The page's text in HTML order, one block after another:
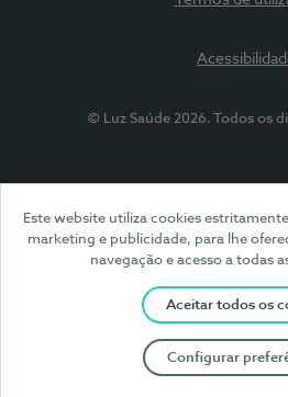
Este website utiliza cookies
marketing e publicidade, para lhe
navegação e acesso a todas
Aceitar todos os
Configurar
© Luz Saúde 2026. Todos os